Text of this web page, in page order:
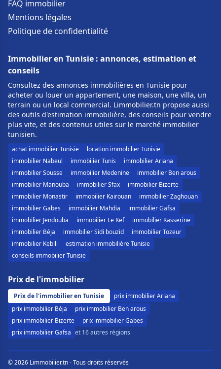
FAQ immobilier
Mentions légales
Politique de confidentialité
Immobilier en Tunisie : annonces, estimation et
conseils
Consultez des annonces immobilières en Tunisie pour
acheter ou louer un appartement, une maison, une villa, un
terrain ou un local commercial. Limmobilier.tn propose aussi
des outils d'estimation immobilière, des conseils pour vendre
plus vite, et des contenus utiles sur le marché immobilier
tunisien.
achat immobilier Tunisie
location immobilier Tunisie
immobilier Nabeul
immobilier Tunis
immobilier Ariana
immobilier Sousse
immobilier Medenine
immobilier Ben arous
immobilier Manouba
immobilier Sfax
immobilier Bizerte
immobilier Monastir
immobilier Kairouan
immobilier Zaghouan
immobilier Gabes
immobilier Mahdia
immobilier Gafsa
immobilier Jendouba
immobilier Le Kef
immobilier Kasserine
immobilier Béja
immobilier Sidi bouzid
immobilier Tozeur
immobilier Kebili
estimation immobilière Tunisie
conseils immobilier Tunisie
Prix de l'immobilier
Prix de l'immobilier en Tunisie
prix immobilier Ariana
prix immobilier Béja
prix immobilier Ben arous
prix immobilier Bizerte
prix immobilier Gabes
prix immobilier Gafsa et 16 autres régions
© 2026 Limmobilier.tn - Tous droits réservés